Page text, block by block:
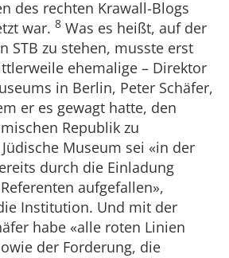
des rechten Krawall-Blogs
war. 8 Was es heißt, auf der
STB zu stehen, musste erst
ehemalige – Direktor
in Berlin, Peter Schäfer,
er es gewagt hatte, den
Republik zu
Museum sei «in der
durch die Einladung
aufgefallen»,
Institution. Und mit der
habe «alle roten Linien
der Forderung, die